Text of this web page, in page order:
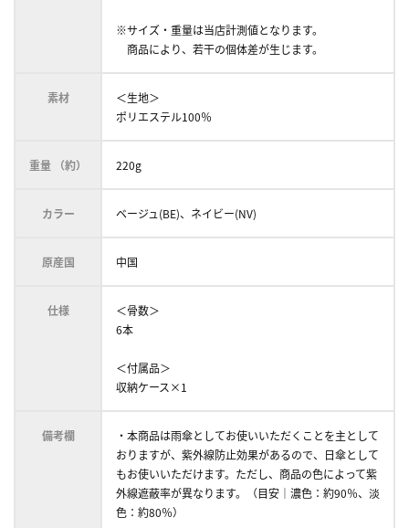
※サイズ・重量は当店計測値となります。
商品により、若干の個体差が生じます。
素材
＜生地＞
ポリエステル100％
重量 （約） 220g
カラー ベージュ(BE)、ネイビー(NV)
原産国 中国
仕様
＜骨数＞
6本
＜付属品＞
収納ケース×1
備考欄
・本商品は雨傘としてお使いいただくことを主として
おりますが、紫外線防止効果があるので、日傘として
もお使いいただけます。ただし、商品の色によって紫
外線遮蔽率が異なります。（目安｜濃色：約90％、淡
色：約80％）